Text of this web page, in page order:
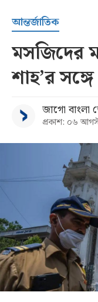
আন্তর্জাতিক
মসজিদের
শাহ’র
জাগো বাংলা
প্রকাশ: ০৬